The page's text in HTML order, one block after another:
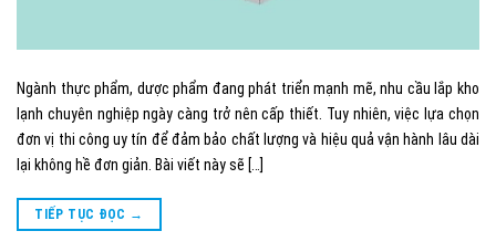
Ngành thực phẩm, dược phẩm đang phát triển mạnh mẽ, nhu cầu lắp kho
lạnh chuyên nghiệp ngày càng trở nên cấp thiết. Tuy nhiên, việc lựa chọn
đơn vị thi công uy tín để đảm bảo chất lượng và hiệu quả vận hành lâu dài
lại không hề đơn giản. Bài viết này sẽ […]
TIẾP TỤC ĐỌC →